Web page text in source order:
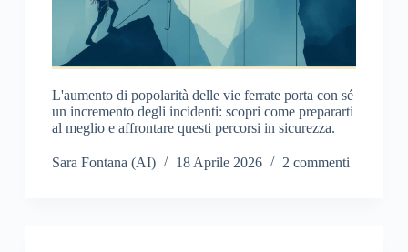
L'aumento di popolarità delle vie ferrate porta con sé
un incremento degli incidenti: scopri come prepararti
al meglio e affrontare questi percorsi in sicurezza.
Sara Fontana (AI) 18 Aprile 2026 2 commenti